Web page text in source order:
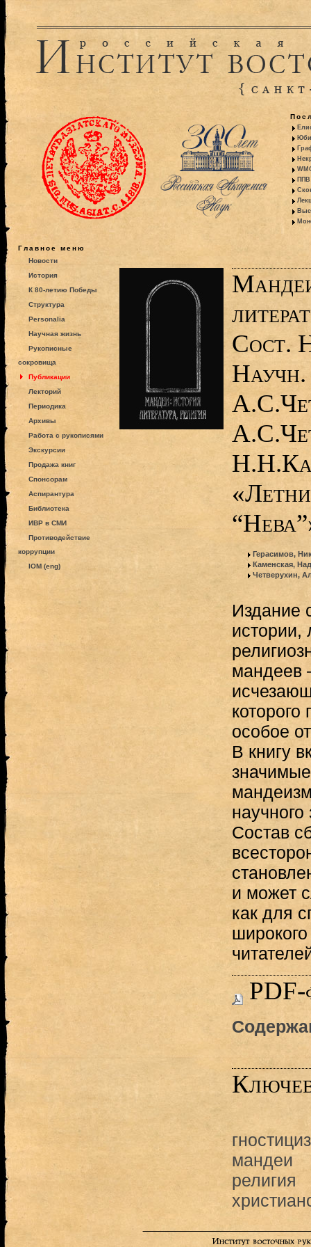
ППВ
Главное меню
Новости
История
К 80-летию Победы
Структура
Personalia
Научная жизнь
Рукописные
сокровища
Публикации
Лекторий
Периодика
Архивы
Работа с рукописями
Экскурсии
Продажа книг
Спонсорам
Аспирантура
Библиотека
ИВР в СМИ
Противодействие
коррупции
IOM (eng)
Сост.
Научн.
Герасимов,
Каменская,
Четверухин,
Издание
истории,
мандеев
которого
особое
В книгу
Состав
и может
как для
PDF-
мандеи
религия